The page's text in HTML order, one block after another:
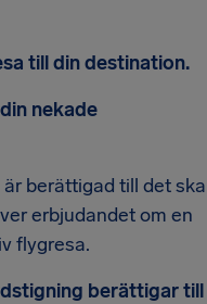
till din destination.
nekade
berättigad till det ska
erbjudandet om en
flygresa.
berättigar till